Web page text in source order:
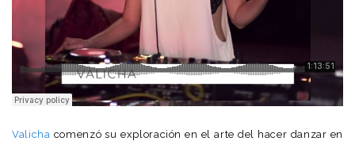
Valicha comenzó su exploración en el arte del hacer danzar en